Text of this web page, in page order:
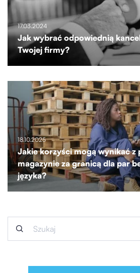
17.03.2024
Jak wybrać odpowiednią
Twojej firmy?
18.10.2025
Jakie korzyści mogą wynikać z
magazynie za granicą dla par
języka?